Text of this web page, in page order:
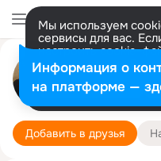
Мы используем
сервисы для вас.
настроить cookie-
представитель.
Разрешить все
Надежда
Москва
Добавить в друзья
Информация о
на платформе —